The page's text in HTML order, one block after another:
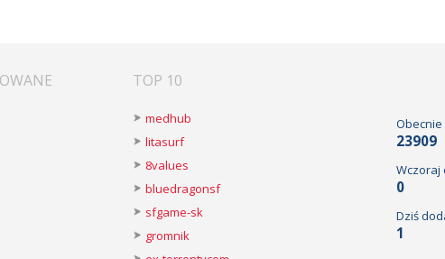
TOP 10
medhub
litasurf
8values
bluedragonsf
sfgame-sk
gromnik
Obecnie
23909
Wczoraj
0
Dziś
1